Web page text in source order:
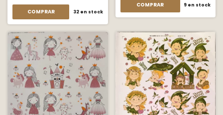
COMPRAR 32en stock
COMPRAR 9 en stock